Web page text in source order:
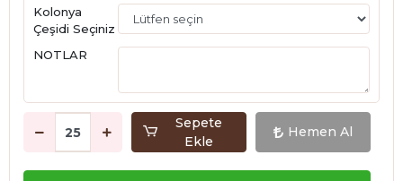
Kolonya
Çeşidi Seçiniz
NOTLAR
Sepete
Ekle
Hemen Al